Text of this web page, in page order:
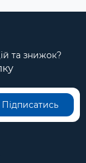
та знижок?
Підписатись